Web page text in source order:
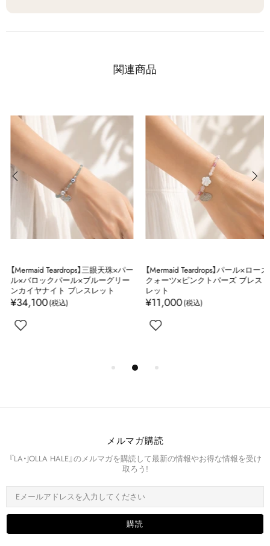
関連商品
【Mermaid Teardrops】三眼天珠×パー
ル×バロックパール×ブルーグリー
ンカイヤナイト ブレスレット
¥34,100
【Mermaid Teardrops】パール×ローズ
クォーツ×ピンクトパーズ ブレス
レット
¥11,000
メルマガ購読
『LA・JOLLA HALE』のメルマガを購読して最新の情報やお得な情報を受け
取ろう!